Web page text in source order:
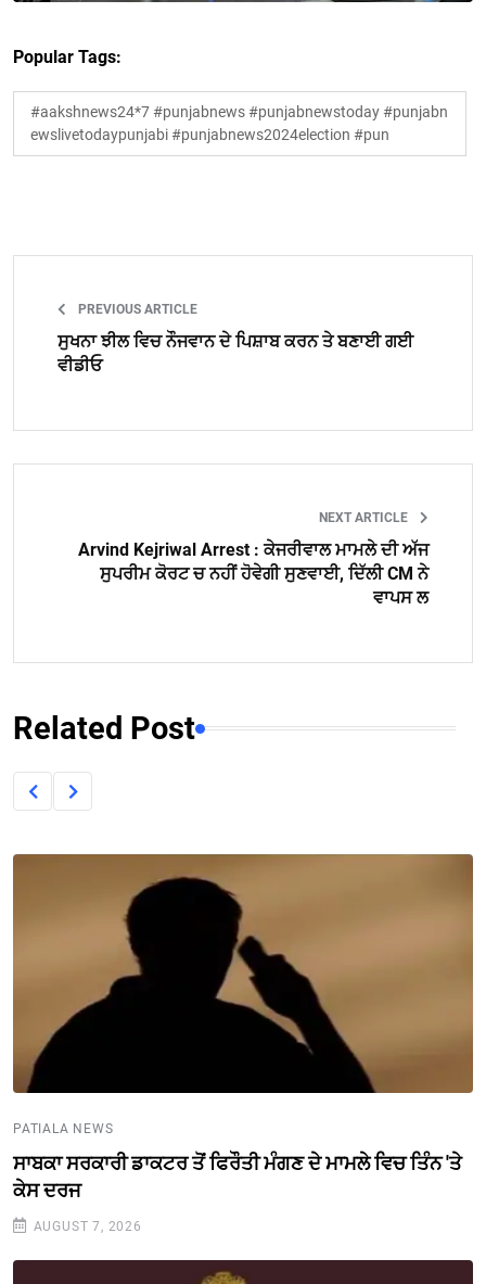
Popular Tags:
#aakshnews24*7 #punjabnews #punjabnewstoday #punjabn
ewslivetodaypunjabi #punjabnews2024election #pun
PREVIOUS ARTICLE
ਸੁਖਨਾ ਝੀਲ ਵਿਚ ਨੌਜਵਾਨ ਦੇ ਪਿਸ਼ਾਬ ਕਰਨ ਤੇ ਬਣਾਈ ਗਈ
ਵੀਡੀਓ
NEXT ARTICLE
Arvind Kejriwal Arrest : ਕੇਜਰੀਵਾਲ ਮਾਮਲੇ ਦੀ ਅੱਜ
ਸੁਪਰੀਮ ਕੋਰਟ ਚ ਨਹੀਂ ਹੋਵੇਗੀ ਸੁਣਵਾਈ, ਦਿੱਲੀ CM ਨੇ
ਵਾਪਸ ਲ
Related Post
PATIALA NEWS
ਸਾਬਕਾ ਸਰਕਾਰੀ ਡਾਕਟਰ ਤੋਂ ਫਿਰੌਤੀ ਮੰਗਣ ਦੇ ਮਾਮਲੇ ਵਿਚ ਤਿੰਨ 'ਤੇ
ਕੇਸ ਦਰਜ
AUGUST 7, 2026